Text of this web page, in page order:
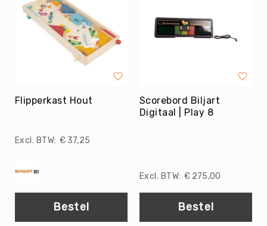
Bewegend
leren
Organiseren
Afbakenmateriaal
Pionnen
Hoepels
Partijlinten
Springtouwen
Markeerstrips
Turnblokken-
Flipperkast Hout
€ 37,25
Bestel
Scorebord Biljart
Digitaal | Play 8
€ 275,00
Bestel